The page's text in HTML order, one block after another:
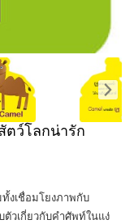
ตว์โลกน่ารัก
งเชื่อมโยงภาพกับ
วเกี่ยวกับคำศัพท์ในแง่